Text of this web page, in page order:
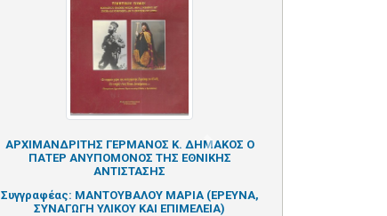
ΑΡΧΙΜΑΝΔΡΙΤΗΣ ΓΕΡΜΑΝΟΣ Κ. ΔΗΜΑΚΟΣ Ο
ΠΑΤΕΡ ΑΝΥΠΟΜΟΝΟΣ ΤΗΣ ΕΘΝΙΚΗΣ
ΑΝΤΙΣΤΑΣΗΣ
Συγγραφέας: ΜΑΝΤΟΥΒΑΛΟΥ ΜΑΡΙΑ (ΕΡΕΥΝΑ,
ΣΥΝΑΓΩΓΗ ΥΛΙΚΟΥ ΚΑΙ ΕΠΙΜΕΛΕΙΑ)
Next